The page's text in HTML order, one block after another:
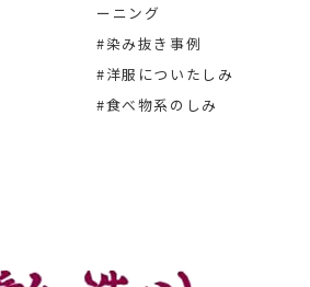
ーニング
#染み抜き事例
#洋服についたしみ
#食べ物系のしみ